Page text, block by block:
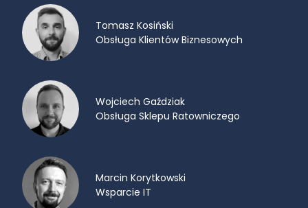
Tomasz Kosiński
Obsługa Klientów Biznesowych
Wojciech Gaździak
Obsługa Sklepu Ratowniczego
Marcin Korytkowski
Wsparcie IT